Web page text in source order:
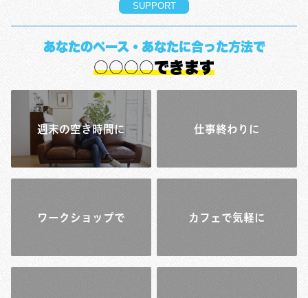
SUPPORT
あなたのペース・あなたに合った方法で
○○○○できます
週末の空き時間に 仕事終わりに
ワークショップで カフェで気軽に